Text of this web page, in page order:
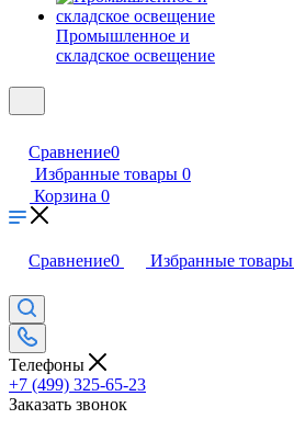
Промышленное и
складское освещение
Сравнение0
Избранные товары 0
Корзина 0
Сравнение0 Избранные товары
Телефоны
+7 (499) 325-65-23
Заказать звонок